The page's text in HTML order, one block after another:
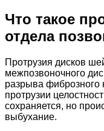
Что такое
отдела
Протрузия дисков
межпозвоночного
разрыва фиброзного
протрузии
сохраняется, но
выбухание.